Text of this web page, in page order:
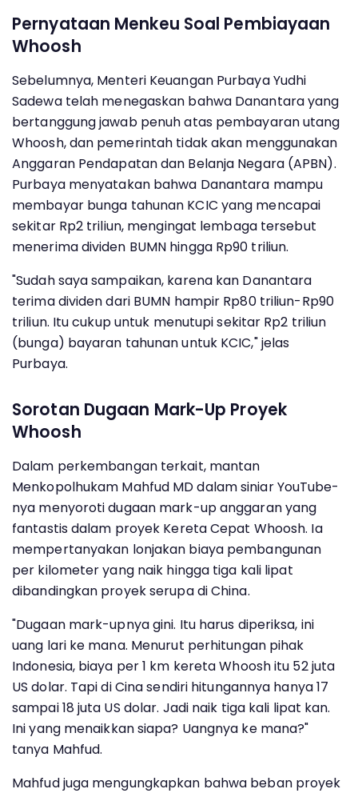
Pernyataan Menkeu Soal Pembiayaan
Whoosh
Sebelumnya, Menteri Keuangan Purbaya Yudhi
Sadewa telah menegaskan bahwa Danantara yang
bertanggung jawab penuh atas pembayaran utang
Whoosh, dan pemerintah tidak akan menggunakan
Anggaran Pendapatan dan Belanja Negara (APBN).
Purbaya menyatakan bahwa Danantara mampu
membayar bunga tahunan KCIC yang mencapai
sekitar Rp2 triliun, mengingat lembaga tersebut
menerima dividen BUMN hingga Rp90 triliun.
"Sudah saya sampaikan, karena kan Danantara
terima dividen dari BUMN hampir Rp80 triliun-Rp90
triliun. Itu cukup untuk menutupi sekitar Rp2 triliun
(bunga) bayaran tahunan untuk KCIC," jelas
Purbaya.
Sorotan Dugaan Mark-Up Proyek
Whoosh
Dalam perkembangan terkait, mantan
Menkopolhukam Mahfud MD dalam siniar YouTube-
nya menyoroti dugaan mark-up anggaran yang
fantastis dalam proyek Kereta Cepat Whoosh. Ia
mempertanyakan lonjakan biaya pembangunan
per kilometer yang naik hingga tiga kali lipat
dibandingkan proyek serupa di China.
"Dugaan mark-upnya gini. Itu harus diperiksa, ini
uang lari ke mana. Menurut perhitungan pihak
Indonesia, biaya per 1 km kereta Whoosh itu 52 juta
US dolar. Tapi di Cina sendiri hitungannya hanya 17
sampai 18 juta US dolar. Jadi naik tiga kali lipat kan.
Ini yang menaikkan siapa? Uangnya ke mana?"
tanya Mahfud.
Mahfud juga mengungkapkan bahwa beban proyek